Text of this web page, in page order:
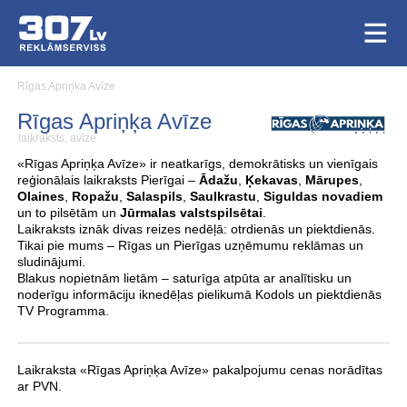
Rīgas Apriņķa Avīze
Rīgas Apriņķa Avīze
laikraksts, avīze
«Rīgas Apriņķa Avīze» ir neatkarīgs, demokrātisks un vienīgais
reģionālais laikraksts Pierīgai – Ādažu Ķekavas, Mārupes,
Olaines, Ropažu Salaspils, Saulkrastu Siguldas novadiem
un to pilsētām un Jūrmalas valstspilsētai
Laikraksts iznāk divas reizes nedēļā: otrdienās un piektdienās.
Tikai pie mums – Rīgas un Pierīgas uzņēmumu reklāmas un
sludinājumi.
Blakus nopietnām lietām – saturīga atpūta ar analītisku un
noderīgu informāciju iknedēļas pielikumā Kodols un piektdienās
TV Programma.
Laikraksta «Rīgas Apriņķa Avīze» pakalpojumu cenas norādītas
ar PVN.